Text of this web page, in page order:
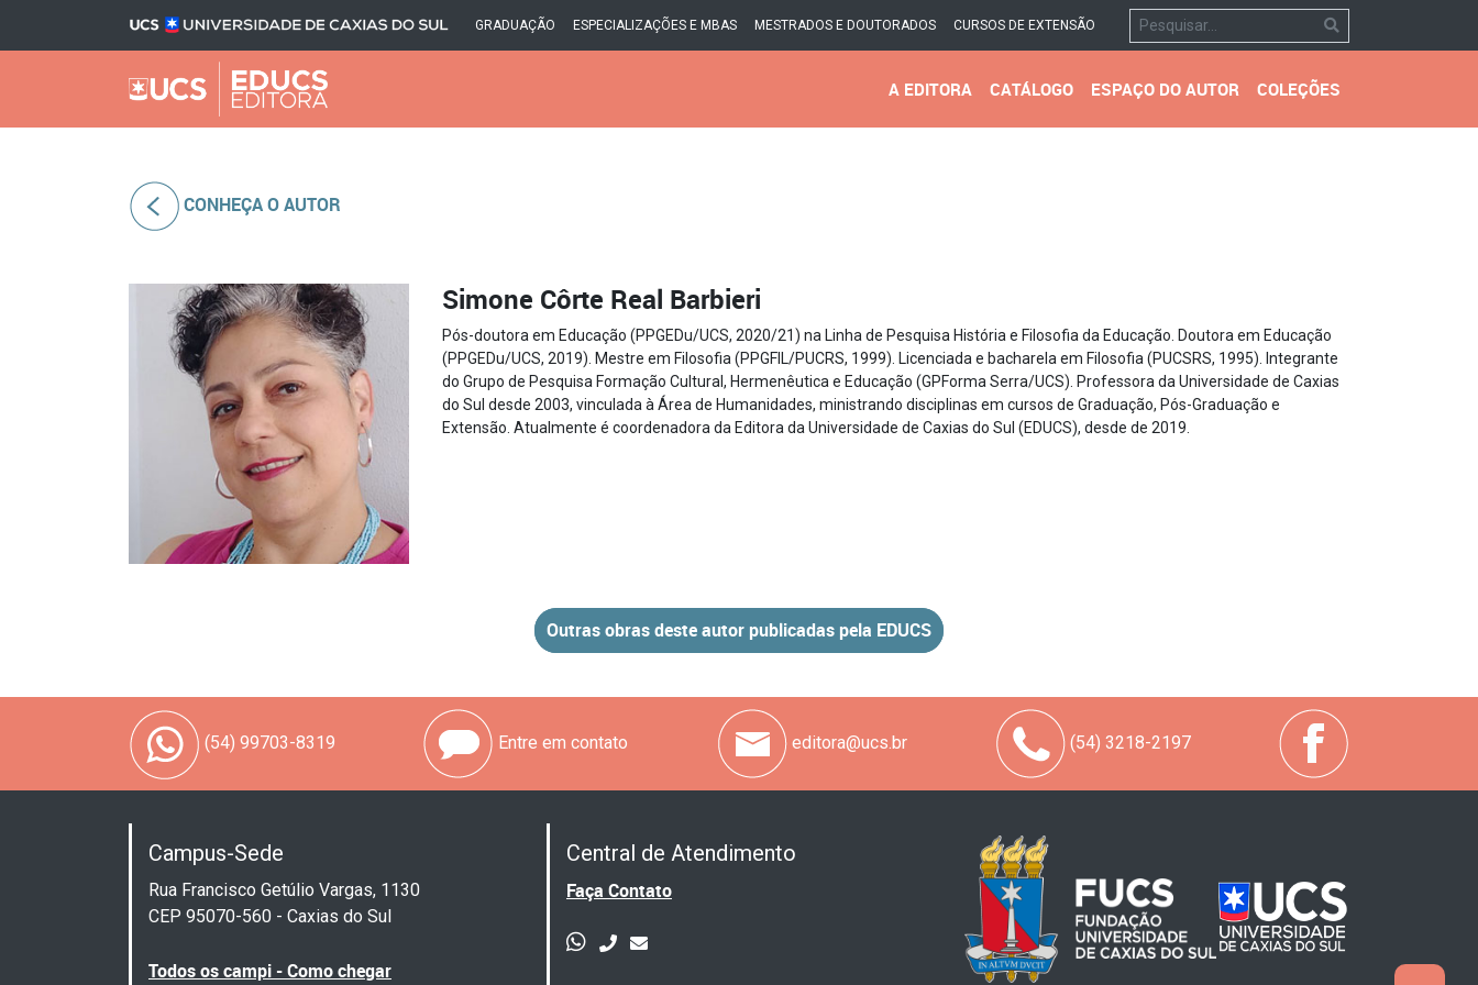
GRADUAÇÃO ESPECIALIZAÇÕES E MBAS MESTRADOS E DOUTORADOS CURSOS DE EXTENSÃO
A EDITORA CATÁLOGO ESPAÇO DO AUTOR COLEÇÕES
CONHEÇA O AUTOR
Simone Côrte Real Barbieri
Pós-doutora em Educação (PPGEDu/UCS, 2020/21) na Linha de Pesquisa História e Filosofia da Educação. Doutora em Educação
(PPGEDu/UCS, 2019). Mestre em Filosofia (PPGFIL/PUCRS, 1999). Licenciada e bacharela em Filosofia (PUCSRS, 1995). Integrante
do Grupo de Pesquisa Formação Cultural, Hermenêutica e Educação (GPForma Serra/UCS). Professora da Universidade de Caxias
do Sul desde 2003, vinculada à Área de Humanidades, ministrando disciplinas em cursos de Graduação, Pós-Graduação e
Extensão. Atualmente é coordenadora da Editora da Universidade de Caxias do Sul (EDUCS), desde de 2019.
Outras obras deste autor publicadas pela EDUCS
(54) 99703-8319 Entre em contato editora@ucs.br (54) 3218-2197
Campus-Sede
Rua Francisco Getúlio Vargas, 1130
CEP 95070-560 - Caxias do Sul
Todos os campi - Como chegar
Central de Atendimento
Faça Contato